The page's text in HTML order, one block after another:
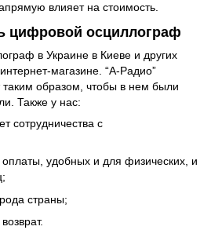
влияет на стоимость.
цифровой осциллограф
в Украине в Киеве и других
магазине. “А-Радио”
образом, чтобы в нем были
Также у нас:
сотрудничества с
оплаты, удобных и для физических, и
страны;